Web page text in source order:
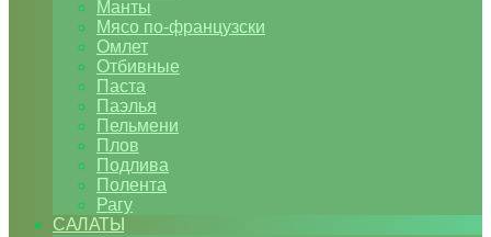
Манты
Мясо по-французски
Омлет
Отбивные
Паста
Паэлья
Пельмени
Плов
Подлива
Полента
Рагу
САЛАТЫ